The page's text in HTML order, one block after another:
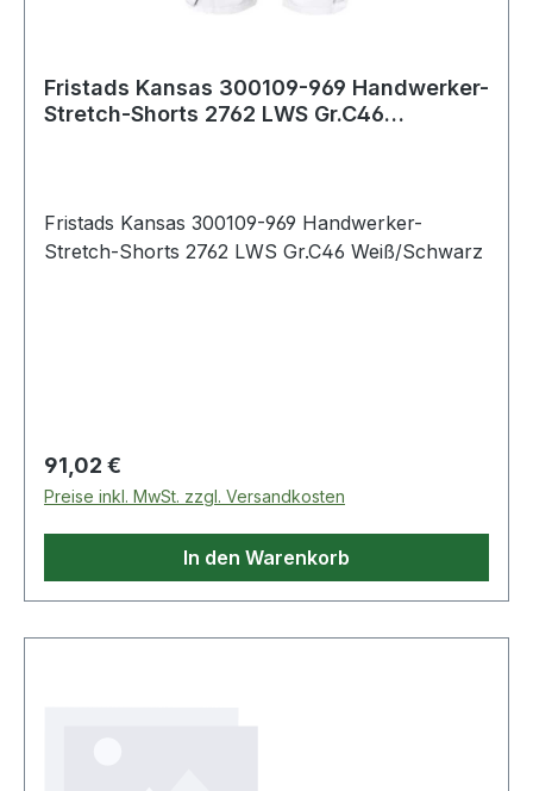
Fristads Kansas 300109-969 Handwerker-
Stretch-Shorts 2762 LWS Gr.C46
Fristads Kansas 300109-969 Handwerker-
Stretch-Shorts 2762 LWS Gr.C46 Weiß/Schwarz
Regulärer Preis:
91,02 €
Preise inkl. MwSt. zzgl. Versandkosten
In den Warenkorb